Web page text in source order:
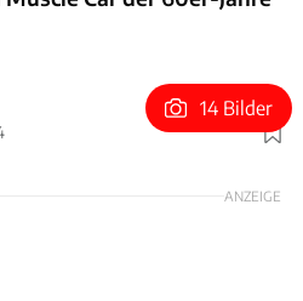
Foto: Hersteller
14 Bilder
ANZEIGE